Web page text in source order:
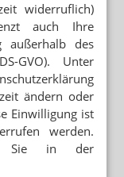
widerruflich)
auch Ihre
außerhalb des
GVO). Unter
ändern oder
Einwilligung ist
werden.
Sie in der
nicht